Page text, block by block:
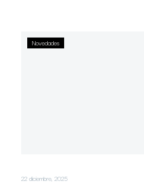
Novedades
22 diciembre, 2025